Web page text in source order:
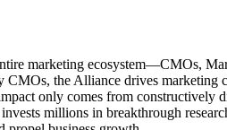
marketing ecosystem—CMOs,
the Alliance drives marketing
only comes from
millions in breakthrough